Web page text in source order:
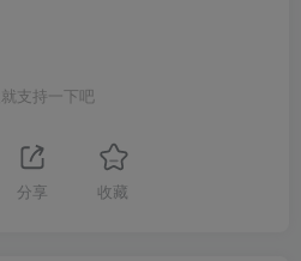
就支持一下吧
分享 收藏